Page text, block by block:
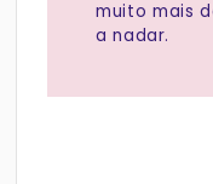
muito mais
a nadar.